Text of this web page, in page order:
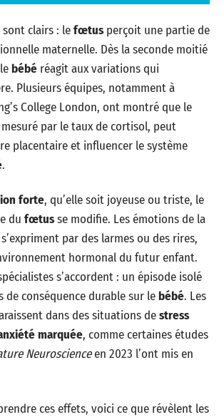
clairs : lefœtusperçoit une partie de
maternelle. Dès la seconde moitié
bébé réagit aux variations qui
Plusieurs équipes, notamment à
College London, ont montré que le
par le taux de cortisol, peut
placentaire et influencer le système
.
forte, qu’elle soit joyeuse ou triste, le
du fœtusse modifie. Les émotions de la
par des larmes ou des rires,
hormonal du futur enfant.
s’accordent : un épisode isolé
de conséquence durable sur le bébé. Les
dans des situations destress
marquée, comme certaines études
Neuroscienceen 2023 l’ont mis en
ces effets, voici ce que révèlent les